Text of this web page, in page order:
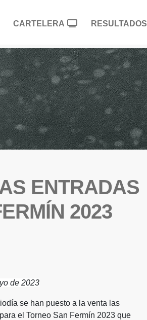
CARTELERA RESULTADOS
ENTRADAS
2023
de 2023
se han puesto a la venta las
el Torneo San Fermín 2023 que